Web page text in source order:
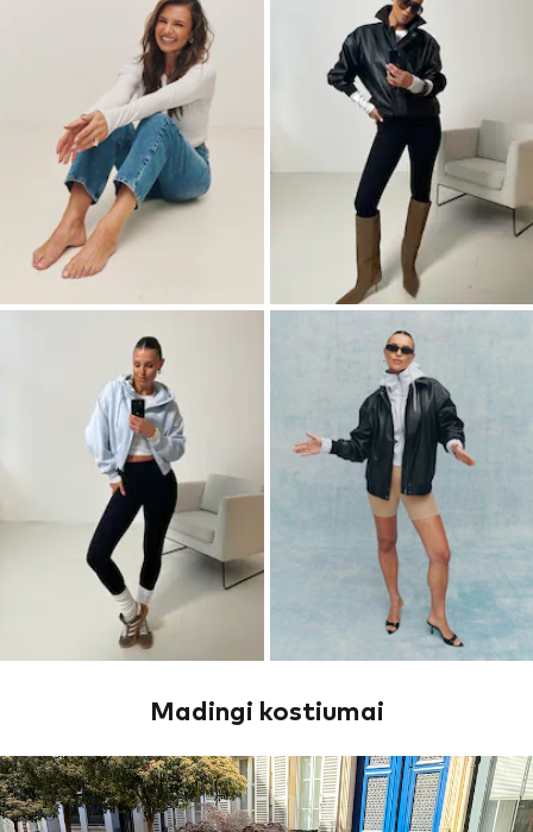
Madingi kostiumai